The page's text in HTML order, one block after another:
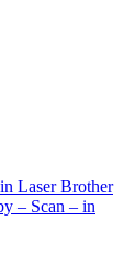
Laser Brother
– Scan – in